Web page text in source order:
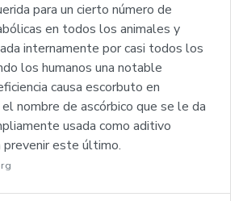
para un cierto número de
en todos los animales y
internamente por casi todos los
los humanos una notable
causa escorbuto en
el nombre de ascórbico que se le da
usada como aditivo
prevenir este último.